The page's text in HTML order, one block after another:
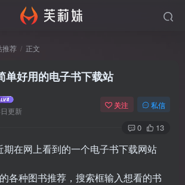
推荐 正文
单好用的电子书下载站
更新
关注 私信
0 13
期在网上看到的一个电子书下载网站
各种图书推荐，搜索框输入想看的书